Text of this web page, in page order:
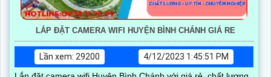
LẮP ĐẶT CAMERA WIFI HUYỆN BÌNH CHÁNH GIÁ RE
Lần xem: 29200
4/12/2023 1:45:51 PM